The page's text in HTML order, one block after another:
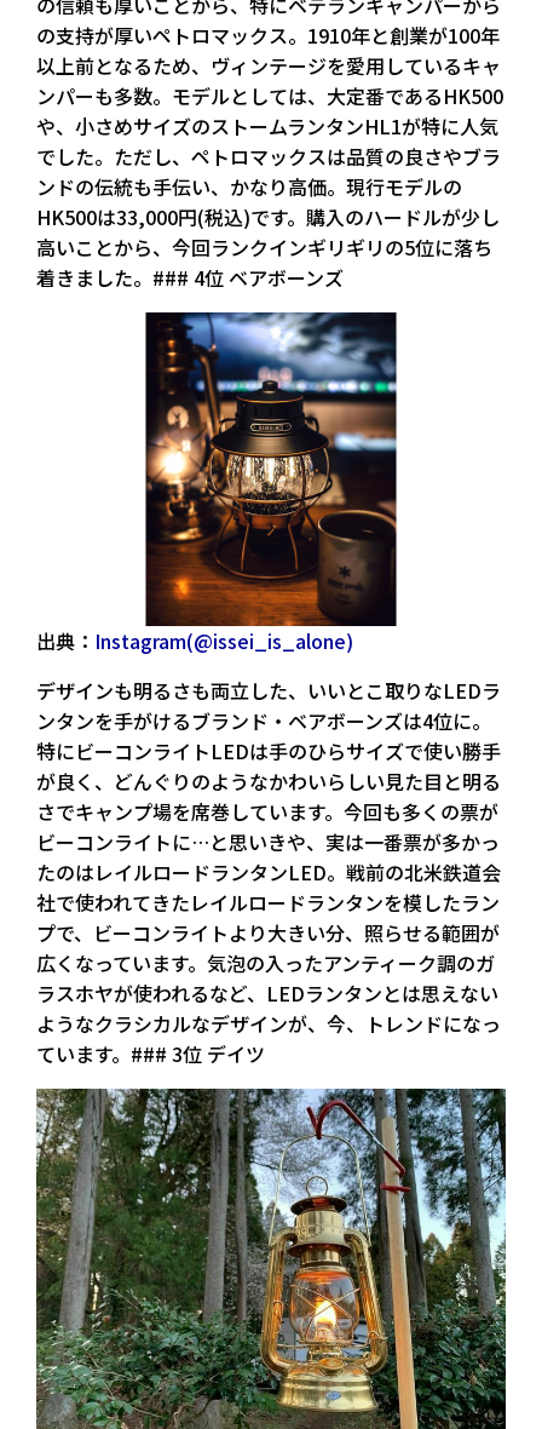
の支持が厚いペトロマックス。1910年と創業が100年
以上前となるため、ヴィンテージを愛用しているキャ
ンパーも多数。モデルとしては、大定番であるHK500
や、小さめサイズのストームランタンHL1が特に人気
でした。ただし、ペトロマックスは品質の良さやブラ
ンドの伝統も手伝い、かなり高価。現行モデルの
HK500は33,000円(税込)です。購入のハードルが少し
高いことから、今回ランクインギリギリの5位に落ち
着きました。### 4位 ベアボーンズ
出典： Instagram(@issei_is_alone)
デザインも明るさも両立した、いいとこ取りなLEDラ
ンタンを手がけるブランド・ベアボーンズは4位に。
特にビーコンライトLEDは手のひらサイズで使い勝手
が良く、どんぐりのようなかわいらしい見た目と明る
さでキャンプ場を席巻しています。今回も多くの票が
ビーコンライトに…と思いきや、実は一番票が多かっ
たのはレイルロードランタンLED。戦前の北米鉄道会
社で使われてきたレイルロードランタンを模したラン
プで、ビーコンライトより大きい分、照らせる範囲が
広くなっています。気泡の入ったアンティーク調のガ
ラスホヤが使われるなど、LEDランタンとは思えない
ようなクラシカルなデザインが、今、トレンドになっ
ています。### 3位 デイツ